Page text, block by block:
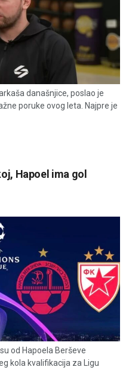
današnjice, poslao je
poruke ovog leta. Najpre je
Hapoel ima gol
od Hapoela Berševe
kola kvalifikacija za Ligu